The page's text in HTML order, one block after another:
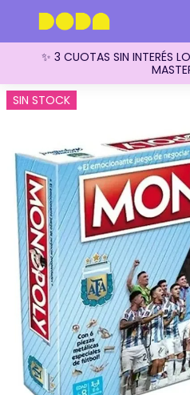
✨ 3 CUOTAS SIN INTERÉS
SIN STOCK